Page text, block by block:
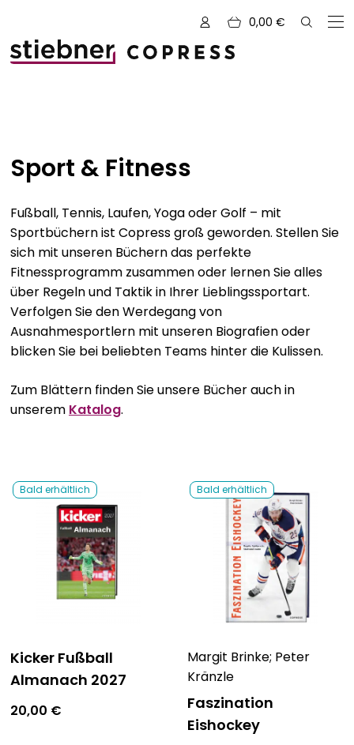
0,00 €
Alle Bücher
Kreativ mit Garn
Nähen und Fashion
Zeichnen, Gestalten & Design
Kulinarik & Genuss
Abenteuer & Outdoor
Bavarica & Karikaturen
NOVUM
Sale
Sport & Fitness
Fußball, Tennis, Laufen, Yoga oder Golf – mit
Sportbüchern ist Copress groß geworden. Stellen Sie
sich mit unseren Büchern das perfekte
Fitnessprogramm zusammen oder lernen Sie alles
über Regeln und Taktik in Ihrer Lieblingssportart.
Verfolgen Sie den Werdegang von
Ausnahmesportlern mit unseren Biografien oder
blicken Sie bei beliebten Teams hinter die Kulissen.
Zum Blättern finden Sie unsere Bücher auch in
unserem Katalog.
Bald erhältlich
Kicker Fußball
Almanach 2027
20,00 €
Bald erhältlich
Margit Brinke; Peter
Kränzle
Faszination
Eishockey